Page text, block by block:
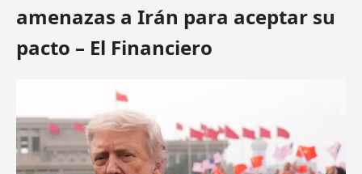
amenazas a Irán para aceptar su
pacto – El Financiero